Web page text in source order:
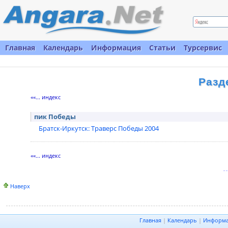
Главная Календарь Информация Статьи Турсервис
««... индекс
пик Победы
Братск-Иркутск: Траверс Победы 2004
««... индекс
Наверх
Главная | Календарь |